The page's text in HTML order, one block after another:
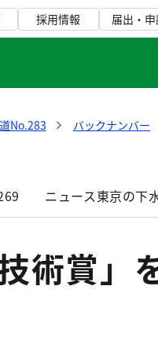
採用情報 届出・
No.283 バックナンバー
ニュース東京の下
術賞」